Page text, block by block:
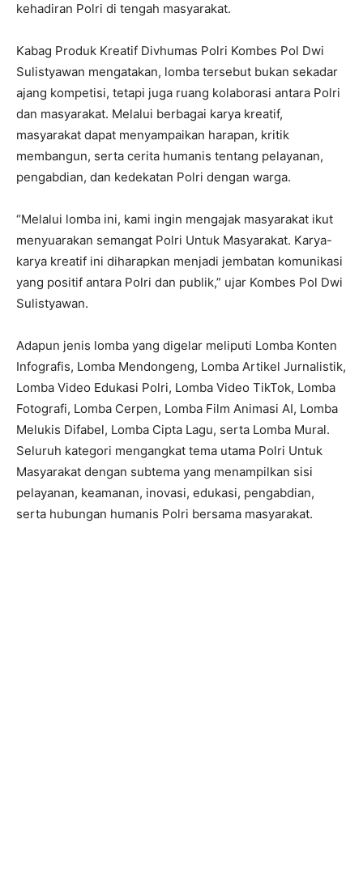
kehadiran Polri di tengah masyarakat.
Kabag Produk Kreatif Divhumas Polri Kombes Pol Dwi
Sulistyawan mengatakan, lomba tersebut bukan sekadar
ajang kompetisi, tetapi juga ruang kolaborasi antara Polri
dan masyarakat. Melalui berbagai karya kreatif,
masyarakat dapat menyampaikan harapan, kritik
membangun, serta cerita humanis tentang pelayanan,
pengabdian, dan kedekatan Polri dengan warga.
“Melalui lomba ini, kami ingin mengajak masyarakat ikut
menyuarakan semangat Polri Untuk Masyarakat. Karya-
karya kreatif ini diharapkan menjadi jembatan komunikasi
yang positif antara Polri dan publik,” ujar Kombes Pol Dwi
Sulistyawan.
Adapun jenis lomba yang digelar meliputi Lomba Konten
Infografis, Lomba Mendongeng, Lomba Artikel Jurnalistik,
Lomba Video Edukasi Polri, Lomba Video TikTok, Lomba
Fotografi, Lomba Cerpen, Lomba Film Animasi AI, Lomba
Melukis Difabel, Lomba Cipta Lagu, serta Lomba Mural.
Seluruh kategori mengangkat tema utama Polri Untuk
Masyarakat dengan subtema yang menampilkan sisi
pelayanan, keamanan, inovasi, edukasi, pengabdian,
serta hubungan humanis Polri bersama masyarakat.